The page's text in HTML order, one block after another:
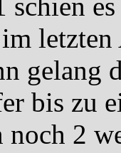
schien
gelang
bis zu
noch 2